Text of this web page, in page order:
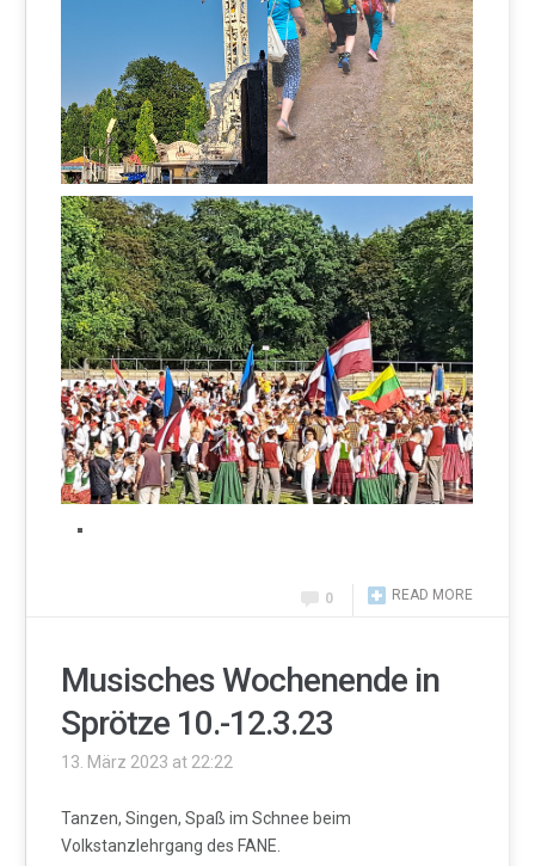
READ MORE
0
Musisches Wochenende in
Sprötze 10.-12.3.23
13. März 2023 at 22:22
Tanzen, Singen, Spaß im Schnee beim
Volkstanzlehrgang des FANE.